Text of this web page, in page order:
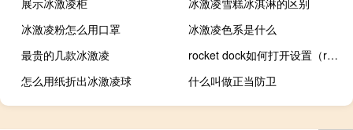
冰激凌粉怎么用口罩
冰激凌色系是什么
最贵的几款冰激凌
rocket dock如何打开设置（rocketdock怎么用）
怎么用纸折出冰激凌球
什么叫做正当防卫